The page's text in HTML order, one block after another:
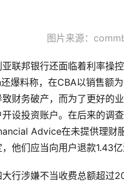
图片来源：
联邦银行还面临着利率操
爆料称，在CBA以销售额
财务破产，而为了更好的
设投资账户。在后来的
Advice在未提供理财
他们应当向用户退款1.43亿
行涉嫌不当收费总额超过